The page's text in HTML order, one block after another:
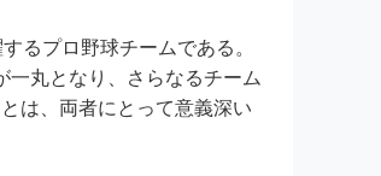
るプロ野球チームである。
丸となり、さらなるチーム
は、両者にとって意義深い